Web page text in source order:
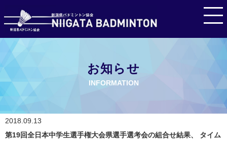
お知らせ
INFORMATION
2018.09.13
第19回全日本中学生選手権大会県選手選考会の組合せ結果、 タイム